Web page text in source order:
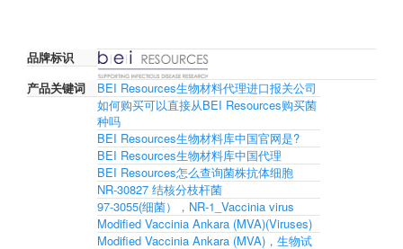
品牌标识
产品关键词
BEI Resources生物材料代理进口报关公司
如何购买可以直接从BEI Resources购买菌
种吗
BEI Resources生物材料库中国官网是?
BEI Resources生物材料库中国代理
BEI Resources怎么查询菌株抗体细胞
NR-30827 结核分枝杆菌
97-3055(细菌），NR-1_Vaccinia virus
Modified Vaccinia Ankara (MVA)(Viruses)
Modified Vaccinia Ankara (MVA)，生物试